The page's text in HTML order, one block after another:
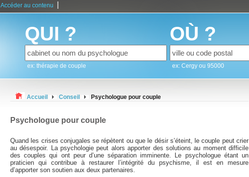
Accéder au contenu
QUI ?
ex: thérapie de couple
OÙ ?
ex: Cergy ou 95000
Accueil Conseil Psychologue pour couple
Psychologue pour couple
Quand les crises conjugales se répètent ou que le désir s’éteint, le couple peut crier
au désespoir. La psychologie peut alors apporter des solutions au moment difficile
des couples qui ont peur d’une séparation imminente. Le psychologue étant un
praticien qui contribue à restaurer l’intégrité du psychisme, il est en mesure
d’apporter son soutien aux deux partenaires.